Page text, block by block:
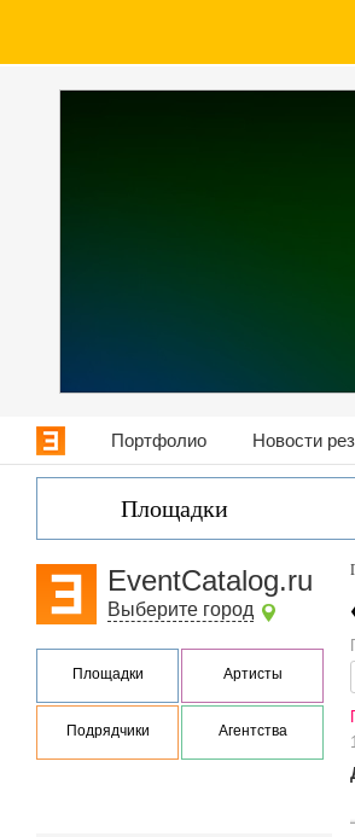
Портфолио Новости
Площадки
EventCatalog.ru
Выберите город
Площадки Артисты
Подрядчики Агентства